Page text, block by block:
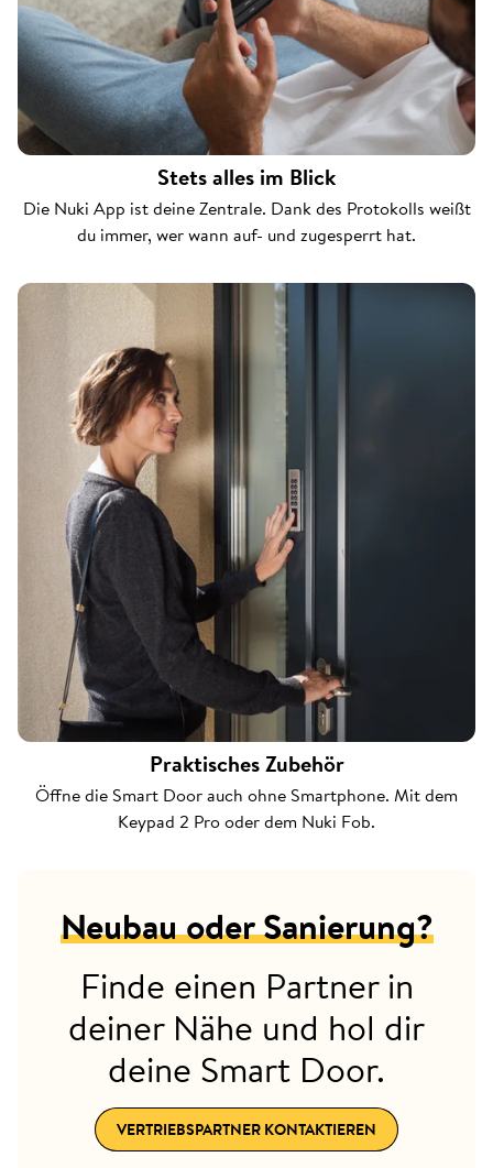
Stets alles im Blick
Die Nuki App ist deine Zentrale. Dank des Protokolls weißt
du immer, wer wann auf- und zugesperrt hat.
Praktisches Zubehör
Öffne die Smart Door auch ohne Smartphone. Mit dem
Keypad 2 Pro oder dem Nuki Fob.
Neubau oder Sanierung?
Finde einen Partner in
deiner Nähe und hol dir
deine Smart Door.
VERTRIEBSPARTNER KONTAKTIEREN